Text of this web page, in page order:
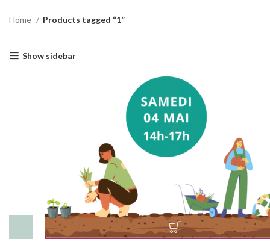
Home Products tagged “1”
Show sidebar